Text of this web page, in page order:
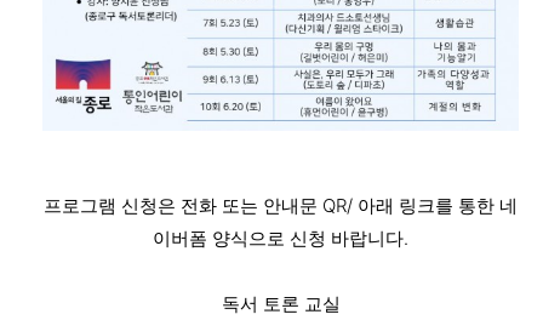
프로그램 신청은 전화 또는 안내문 QR/ 아래 링크를 통한 네
이버폼 양식으로 신청 바랍니다.
독서 토론 교실